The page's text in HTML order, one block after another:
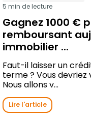
5 min de lecture
Gagnez 1000 €
remboursant
immobilier ...
Faut-il laisser un
terme ? Vous devriez
Nous allons v...
Lire l'article